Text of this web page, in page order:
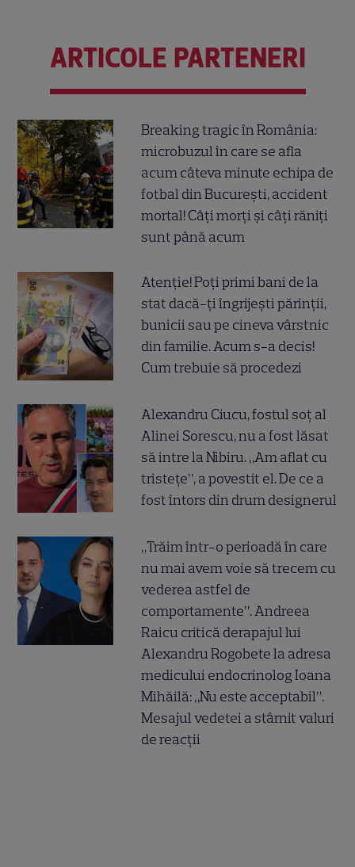
ARTICOLE PARTENERI
Breaking tragic în România:
microbuzul în care se afla
acum câteva minute echipa de
fotbal din București, accident
mortal! Câți morți și câți răniți
sunt până acum
Atenție! Poți primi bani de la
stat dacă-ți îngrijești părinții,
bunicii sau pe cineva vârstnic
din familie. Acum s-a decis!
Cum trebuie să procedezi
Alexandru Ciucu, fostul soț al
Alinei Sorescu, nu a fost lăsat
să intre la Nibiru. „Am aflat cu
tristețe”, a povestit el. De ce a
fost întors din drum designerul
„Trăim într-o perioadă în care
nu mai avem voie să trecem cu
vederea astfel de
comportamente”. Andreea
Raicu critică derapajul lui
Alexandru Rogobete la adresa
medicului endocrinolog Ioana
Mihăilă: „Nu este acceptabil”.
Mesajul vedetei a stârnit valuri
de reacții